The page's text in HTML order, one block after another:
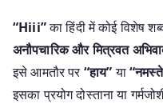
“Hiii”का हिंदी में कोई विशेष
अनौपचारिक और मित्रवत
इसे आमतौर पर “हाय”या
इसका प्रयोग दोस्ताना या